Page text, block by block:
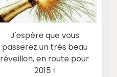
J'espère que vous
passerez un très beau
réveillon, en route pour
2015 !